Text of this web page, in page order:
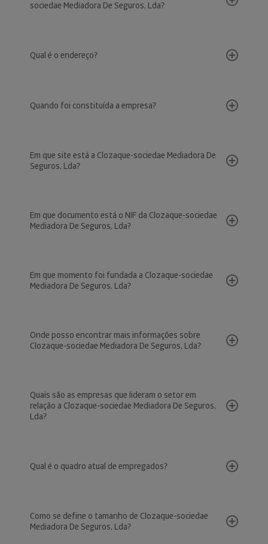
sociedae Mediadora De Seguros, Lda?
Qual é o endereço?
Quando foi constituída a empresa?
Em que site está a Clozaque-sociedae Mediadora De
Seguros, Lda?
Em que documento está o NIF da Clozaque-sociedae
Mediadora De Seguros, Lda?
Em que momento foi fundada a Clozaque-sociedae
Mediadora De Seguros, Lda?
Onde posso encontrar mais informações sobre
Clozaque-sociedae Mediadora De Seguros, Lda?
Quais são as empresas que lideram o setor em
relação a Clozaque-sociedae Mediadora De Seguros,
Lda?
Qual é o quadro atual de empregados?
Como se define o tamanho de Clozaque-sociedae
Mediadora De Seguros, Lda?